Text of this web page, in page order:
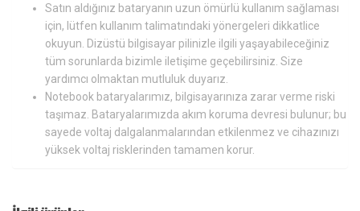
Satın aldığınız bataryanın uzun ömürlü kullanım sağlaması
için, lütfen kullanım talimatındaki yönergeleri dikkatlice
okuyun. Dizüstü bilgisayar pilinizle ilgili yaşayabileceğiniz
tüm sorunlarda bizimle iletişime geçebilirsiniz. Size
yardımcı olmaktan mutluluk duyarız.
Notebook bataryalarımız, bilgisayarınıza zarar verme riski
taşımaz. Bataryalarımızda akım koruma devresi bulunur; bu
sayede voltaj dalgalanmalarından etkilenmez ve cihazınızı
yüksek voltaj risklerinden tamamen korur.